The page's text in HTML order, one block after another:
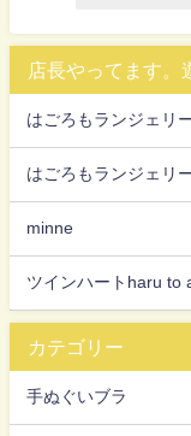
店長やってます。
はごろもランジェリ
はごろもランジェリ
minne
ツインハートharu to
カテゴリー
手ぬぐいブラ